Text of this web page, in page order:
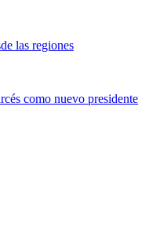
las regiones
como nuevo presidente